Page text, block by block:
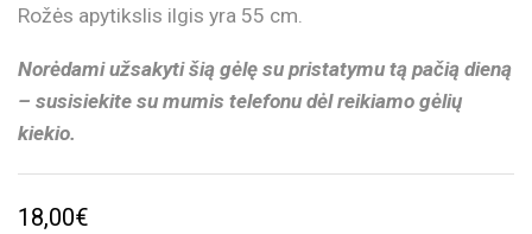
Rožės apytikslis ilgis yra 55 cm.
Norėdami užsakyti šią gėlę su pristatymu tą pačią dieną
– susisiekite su mumis telefonu dėl reikiamo gėlių
kiekio.
18,00€